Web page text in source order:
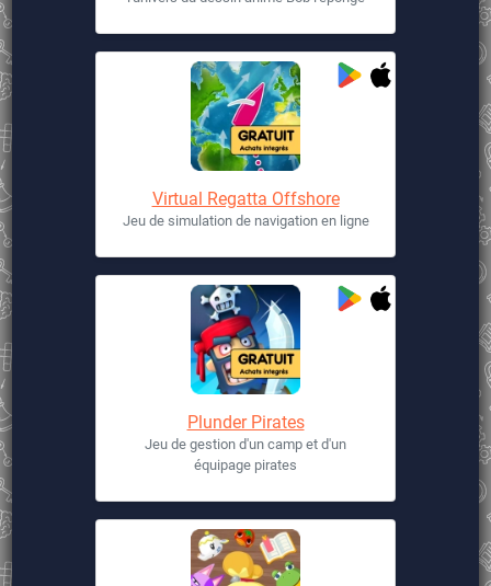
Virtual Regatta Offshore
Jeu de simulation de navigation en ligne
Plunder Pirates
Jeu de gestion d'un camp et d'un
équipage pirates